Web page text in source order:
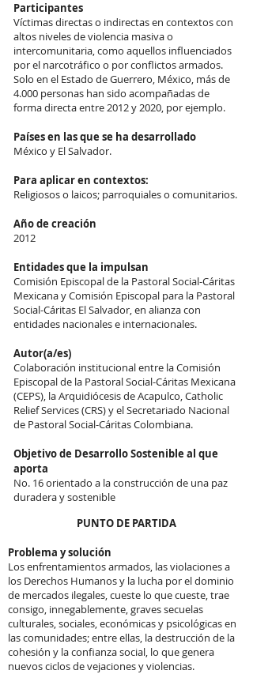
Participantes
Víctimas directas o indirectas en contextos con
altos niveles de violencia masiva o
intercomunitaria, como aquellos influenciados
por el narcotráfico o por conflictos armados.
Solo en el Estado de Guerrero, México, más de
4.000 personas han sido acompañadas de
forma directa entre 2012 y 2020, por ejemplo.
Países en las que se ha desarrollado
México y El Salvador.
Para aplicar en contextos:
Religiosos o laicos; parroquiales o comunitarios.
Año de creación
2012
Entidades que la impulsan
Comisión Episcopal de la Pastoral Social-Cáritas
Mexicana y Comisión Episcopal para la Pastoral
Social-Cáritas El Salvador, en alianza con
entidades nacionales e internacionales.
Autor(a/es)
Colaboración institucional entre la Comisión
Episcopal de la Pastoral Social-Cáritas Mexicana
(CEPS), la Arquidiócesis de Acapulco, Catholic
Relief Services (CRS) y el Secretariado Nacional
de Pastoral Social-Cáritas Colombiana.
Objetivo de Desarrollo Sostenible al que
aporta
No. 16 orientado a la construcción de una paz
duradera y sostenible
PUNTO DE PARTIDA
Problema y solución
Los enfrentamientos armados, las violaciones a
los Derechos Humanos y la lucha por el dominio
de mercados ilegales, cueste lo que cueste, trae
consigo, innegablemente, graves secuelas
culturales, sociales, económicas y psicológicas en
las comunidades; entre ellas, la destrucción de la
cohesión y la confianza social, lo que genera
nuevos ciclos de vejaciones y violencias.